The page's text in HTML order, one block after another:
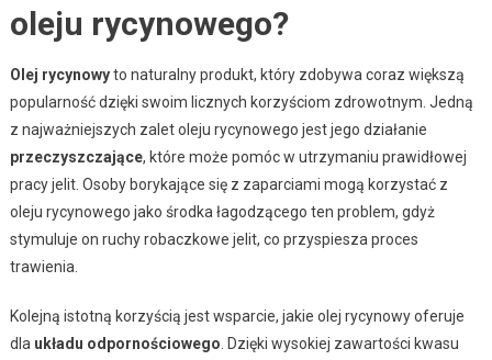
oleju rycynowego?
Olej rycynowyto naturalny produkt, który zdobywa coraz większą
popularność dzięki swoim licznych korzyściom zdrowotnym. Jedną
z najważniejszych zalet oleju rycynowego jest jego działanie
przeczyszczające, które może pomóc w utrzymaniu prawidłowej
pracy jelit. Osoby borykające się z zaparciami mogą korzystać z
oleju rycynowego jako środka łagodzącego ten problem, gdyż
stymuluje on ruchy robaczkowe jelit, co przyspiesza proces
trawienia.
Kolejną istotną korzyścią jest wsparcie, jakie olej rycynowy oferuje
dla układu odpornościowego . Dzięki wysokiej zawartości kwasu